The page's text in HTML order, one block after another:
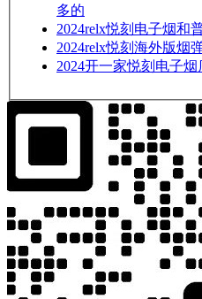
多的
2024relx悦刻电子烟和
2024relx悦刻海外版烟
2024开一家悦刻电子烟